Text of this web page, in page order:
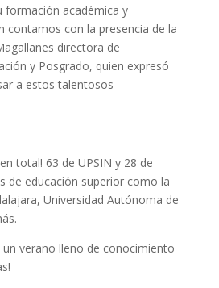
formación académica y
contamos con la presencia de la
directora de
y Posgrado, quien expresó
a estos talentosos
total! 63 de UPSIN y 28 de
de educación superior como la
Universidad Autónoma de
un verano lleno de conocimiento